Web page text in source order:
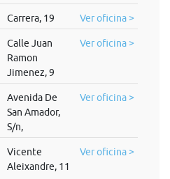
Carrera, 19 Ver oficina >
Calle Juan
Ramon
Jimenez, 9
Ver oficina >
Avenida De
San Amador,
S/n,
Ver oficina >
Vicente
Aleixandre, 11
Ver oficina >